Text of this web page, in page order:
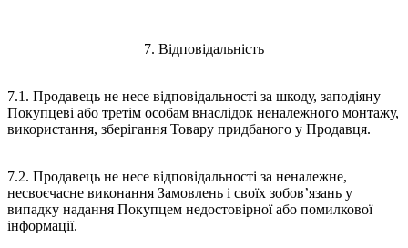
7. Відповідальність
7.1. Продавець не несе відповідальності за шкоду, заподіяну
Покупцеві або третім особам внаслідок неналежного монтажу,
використання, зберігання Товару придбаного у Продавця.
7.2. Продавець не несе відповідальності за неналежне,
несвоєчасне виконання Замовлень і своїх зобов’язань у
випадку надання Покупцем недостовірної або помилкової
інформації.